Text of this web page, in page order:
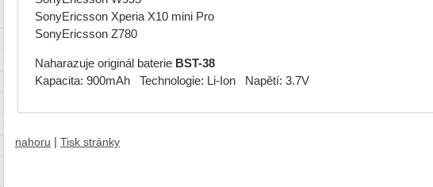
SonyEricsson Xperia X10 mini Pro
SonyEricsson Z780
Naharazuje originál baterie BST-38
Kapacita: 900mAh Technologie: Li-Ion Napětí: 3.7V
nahoru Tisk stránky